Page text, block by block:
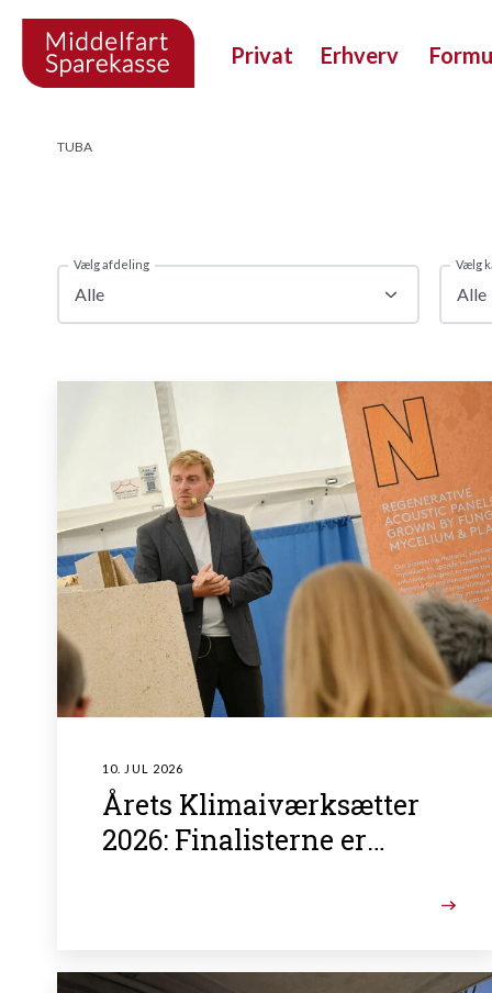
Privat Erhverv
TUBA
Vælg afdeling
Alle
Vælg
Alle
10. JUL 2026
Årets Klimaiværksætter
2026: Finalisterne er